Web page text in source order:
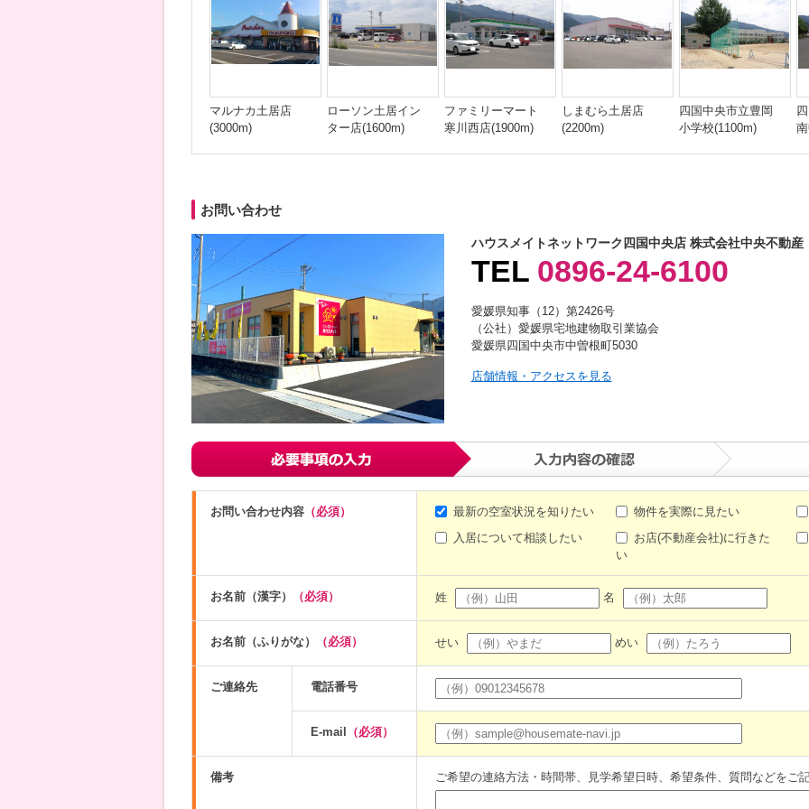
マルナカ土居店
(3000m)
ローソン土居イン
ター店(1600m)
ファミリーマート
寒川西店(1900m)
しまむら土居店
(2200m)
四国中央市立豊岡
小学校(1100m)
お問い合わせ
ハウスメイトネットワーク四国中央店 株式会社中央不動産
TEL 0896-24-6100
愛媛県知事（12）第2426号
（公社）愛媛県宅地建物取引業協会
愛媛県四国中央市中曽根町5030
店舗情報・アクセスを見る
お問い合わせ内容（必須） 最新の空室状況を知りたい
物件を実際に見たい
入居について相談したい
お店(不動産会社)に行きた
い
お名前（漢字） （必須） 姓 名
お名前（ふりがな） （必須） せい めい
ご連絡先 電話番号
E-mail （必須）
備考 ご希望の連絡方法・時間帯、見学希望日時、希望条件、質問などをご